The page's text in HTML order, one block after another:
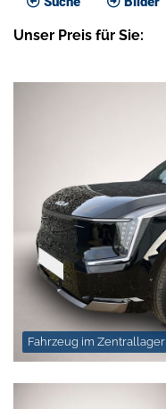
Unser Preis für Sie:
Fahrzeug im Zentrallager